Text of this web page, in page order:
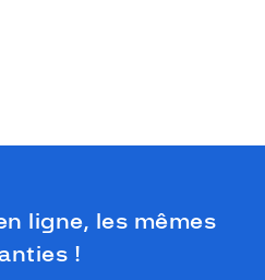
ligne, les mêmes
!